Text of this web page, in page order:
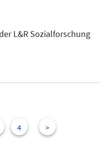
L&R Sozialforschung
4 >